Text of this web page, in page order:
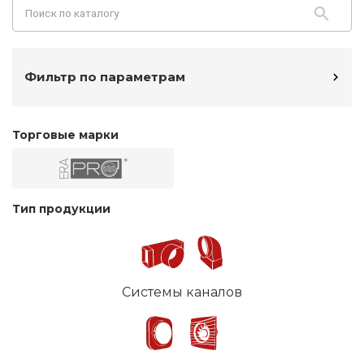
Фильтр по параметрам
Торговые марки
Тип продукции
Системы каналов